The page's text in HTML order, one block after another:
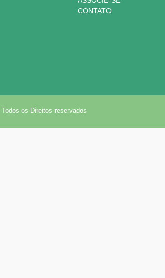
CONTATO
os Direitos reservados